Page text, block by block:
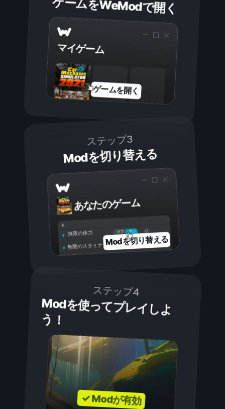
ゲームをWeModで開く
マイゲーム
ゲームを開く
ステップ3
Modを切り替える
あなたのゲーム
オン
オフ
無限の体力
無限のスタミナ Modを切り替える
ステップ4
Modを使ってプレイしよ
う！
✓ Modが有効